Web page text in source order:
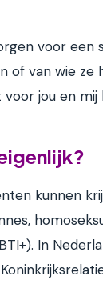
voor een
of van wie ze
jou en mij
kunnen
In